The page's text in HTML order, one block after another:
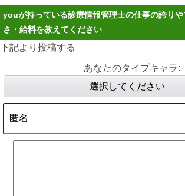
youが持っている診療情報管理士の仕事の誇りや
さ・給料を教えてください
下記より投稿する
あなたのタイプキャラ:
選択してください